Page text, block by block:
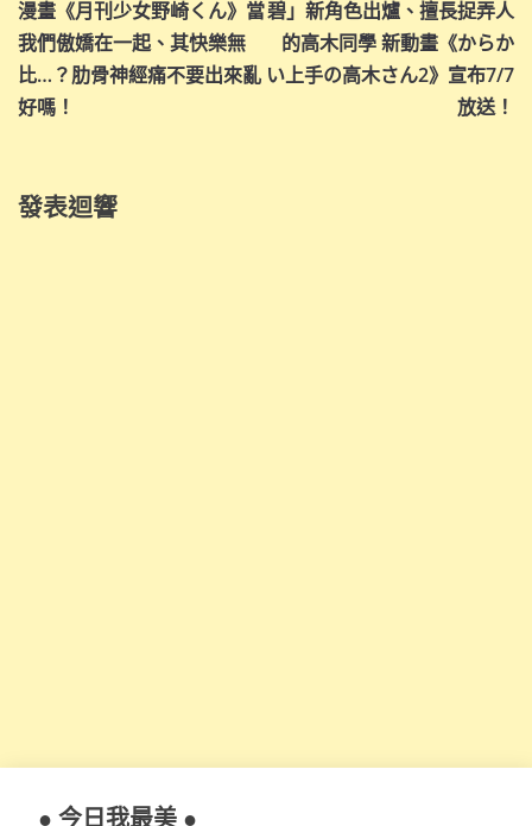
導
覽
漫畫《月刊少女野崎くん》當
我們傲嬌在一起、其快樂無
比…？肋骨神經痛不要出來亂
好嗎！
碧」新角色出爐、擅長捉弄人
的高木同學 新動畫《からか
い上手の高木さん2》宣布7/7
放送！
發表迴響
● 今日我最美 ●